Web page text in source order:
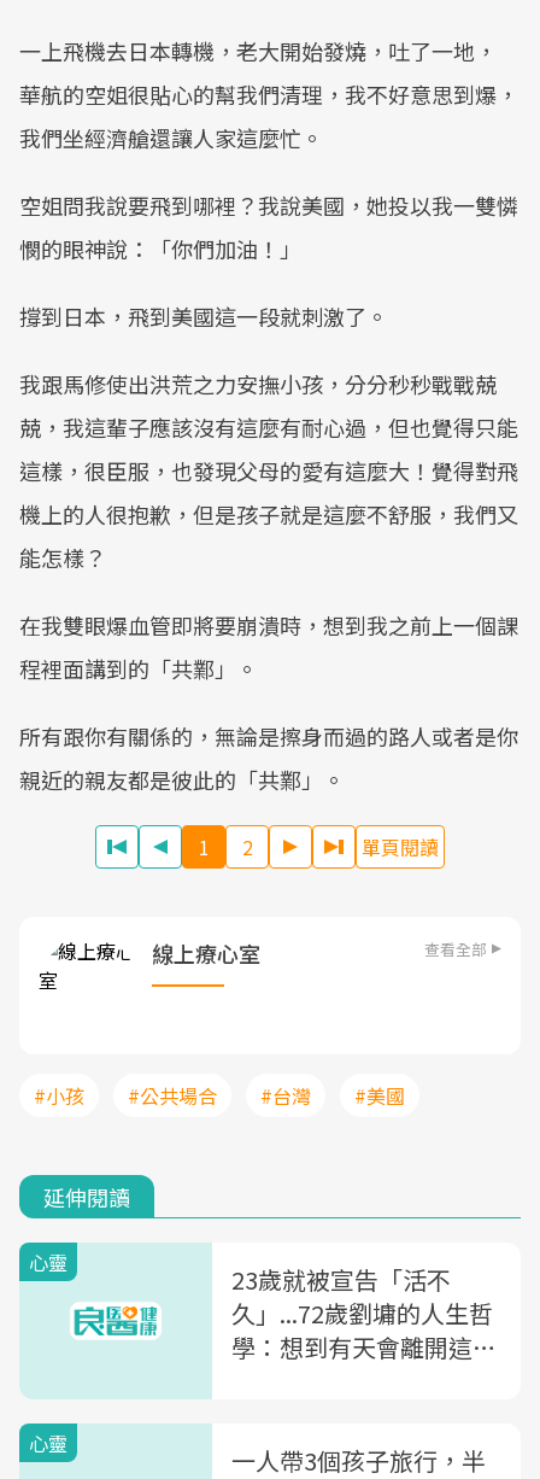
一上飛機去日本轉機，老大開始發燒，吐了一地，
華航的空姐很貼心的幫我們清理，我不好意思到爆，
我們坐經濟艙還讓人家這麼忙。
空姐問我說要飛到哪裡？我說美國，她投以我一雙憐
憫的眼神說：「你們加油！」
撐到日本，飛到美國這一段就刺激了。
我跟馬修使出洪荒之力安撫小孩，分分秒秒戰戰兢
兢，我這輩子應該沒有這麼有耐心過，但也覺得只能
這樣，很臣服，也發現父母的愛有這麼大！覺得對飛
機上的人很抱歉，但是孩子就是這麼不舒服，我們又
能怎樣？
在我雙眼爆血管即將要崩潰時，想到我之前上一個課
程裡面講到的「共鄴」。
所有跟你有關係的，無論是擦身而過的路人或者是你
親近的親友都是彼此的「共鄴」。
1 2 單頁閱讀
線上療心室 查看全部
#小孩 #公共場合 #台灣 #美國
延伸閱讀
心靈
23歲就被宣告「活不
久」...72歲劉墉的人生哲
學：想到有天會離開這世
心靈
一人帶3個孩子旅行，半